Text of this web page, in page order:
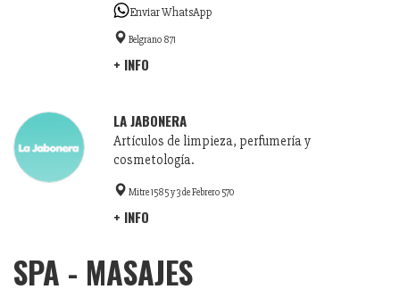
Enviar WhatsApp
Belgrano 871
+ INFO
LA JABONERA
Artículos de limpieza, perfumería y
cosmetología.
Mitre 1585 y 3 de Febrero 570
+ INFO
SPA - MASAJES